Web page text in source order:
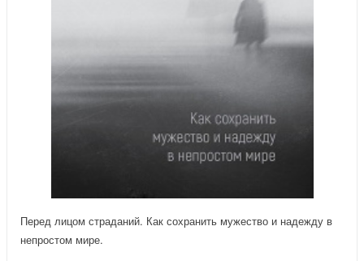
Перед лицом страданий. Как сохранить мужество и надежду в
непростом мире.